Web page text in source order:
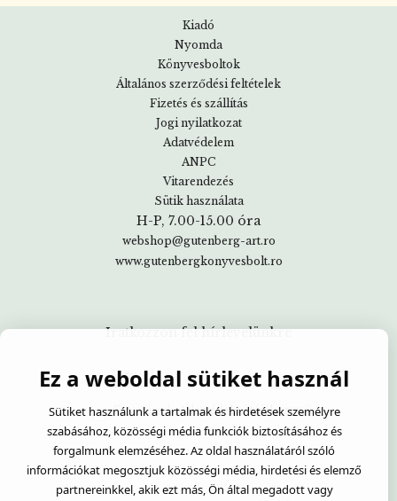
Kiadó
Nyomda
Könyvesboltok
Általános szerződési feltételek
Fizetés és szállítás
Jogi nyilatkozat
Adatvédelem
ANPC
Vitarendezés
Sütik használata
H-P, 7.00-15.00 óra
webshop@gutenberg-art.ro
www.gutenbergkonyvesbolt.ro
Iratkozzon fel hírlevelünkre
Egyetértek:Adatvédelmi tájékoztató
Ez a weboldal sütiket használ
Sütiket használunk a tartalmak és hirdetések személyre
szabásához, közösségi média funkciók biztosításához és
forgalmunk elemzéséhez. Az oldal használatáról szóló
információkat megosztjuk közösségi média, hirdetési és elemző
partnereinkkel, akik ezt más, Ön által megadott vagy